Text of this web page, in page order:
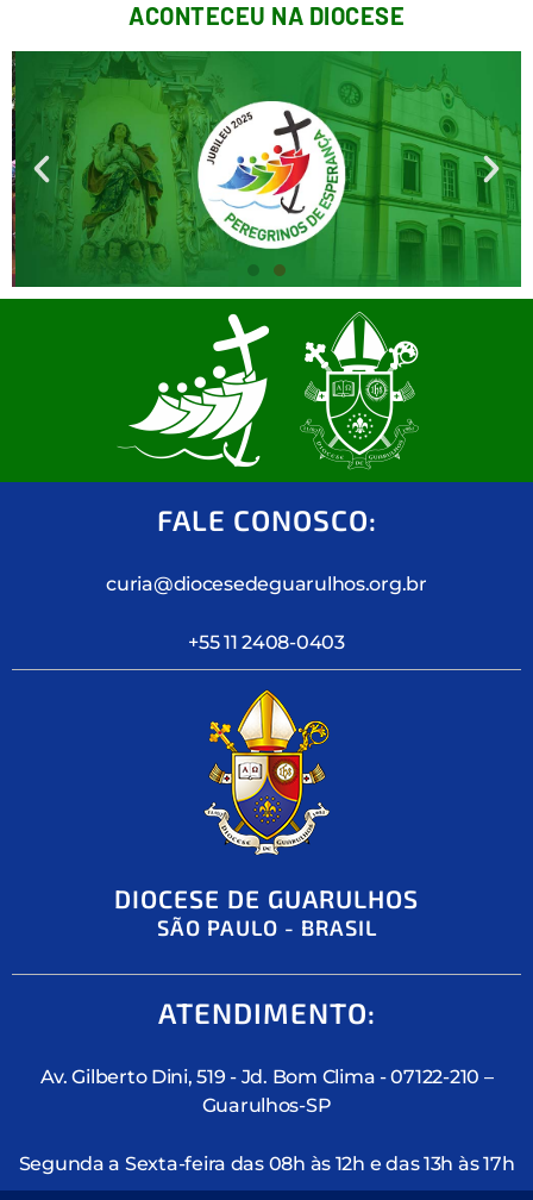
ACONTECEU NA DIOCESE
O JUBILEU DE 2025 E AS
INDULGÊNCIAS
Saiba mais
FALE CONOSCO:
curia@diocesedeguarulhos.org.br
+55 11 2408-0403
DIOCESE DE GUARULHOS
SÃO PAULO - BRASIL
ATENDIMENTO:
Av. Gilberto Dini, 519 - Jd. Bom Clima - 07122-210 –
Guarulhos-SP
Segunda a Sexta-feira das 08h às 12h e das 13h às 17h